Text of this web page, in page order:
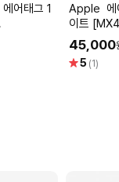
Apple 에어태그 루프 - 화
이트
45,000
별5 (1)